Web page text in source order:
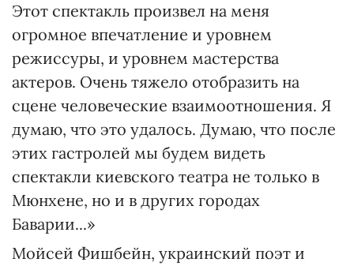
Этот спектакль произвел на меня
огромное впечатление и уровнем
режиссуры, и уровнем мастерства
актеров. Очень тяжело отобразить на
сцене человеческие взаимоотношения. Я
думаю, что это удалось. Думаю, что после
этих гастролей мы будем видеть
спектакли киевского театра не только в
Мюнхене, но и в других городах
Баварии...»
Мойсей Фишбейн, украинский поэт и